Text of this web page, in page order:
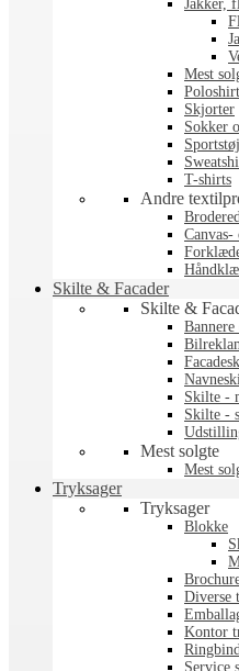
Jakker,
Mest
Skjorter
Sokker
T-shirts
Andre
Canvas-
Skilte & Facader
Skilte &
Skilte -
Skilte -
Mest solgte
Mest
Tryksager
Tryksager
Blokke
Diverse
Kontor
Service